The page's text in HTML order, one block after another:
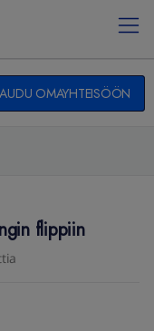
OMAYHTEISÖÖN
flippiin